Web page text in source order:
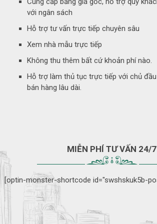
với ngân sách
Hỗ trợ tư vấn trực tiếp chuyên sâu
Xem nhà mẫu trực tiếp
Không thu thêm bất cứ khoản phí nào.
Hỗ trợ làm thủ tục trực tiếp với chủ
bán hàng lâu dài.
MIỄN PHÍ TƯ VẤN 24/7
[optin-monster-shortcode id="swshskuk5b-